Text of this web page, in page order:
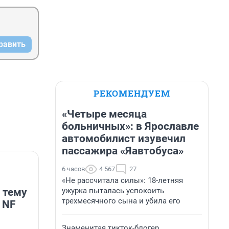
РЕКОМЕНДУЕМ
«Четыре месяца
больничных»: в Ярославле
автомобилист изувечил
пассажира «Яавтобуса»
6 часов 4 567 27
«Не рассчитала силы»: 18-летняя
ужурка пыталась успокоить
трехмесячного сына и убила его